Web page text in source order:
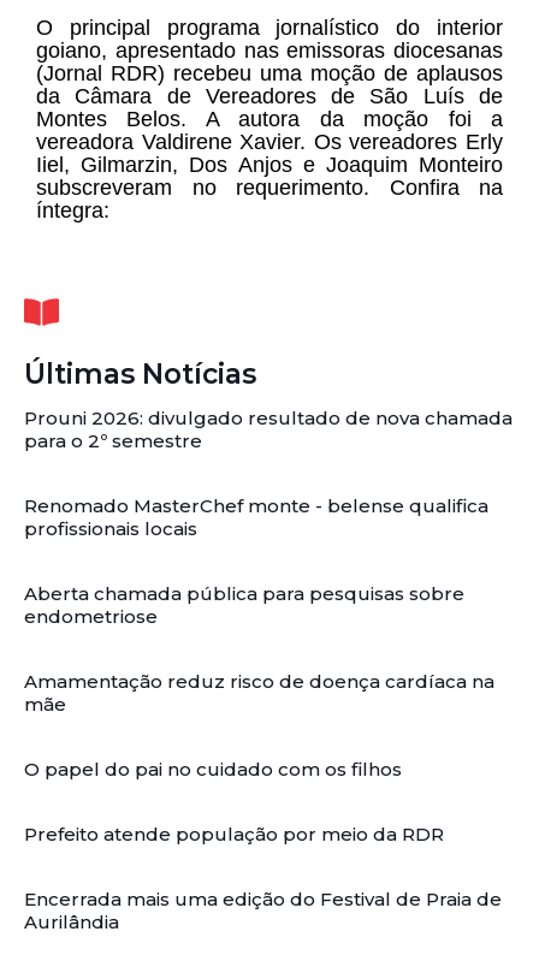
O principal programa jornalístico do interior
goiano, apresentado nas emissoras diocesanas
(Jornal RDR) recebeu uma moção de aplausos
da Câmara de Vereadores de São Luís de
Montes Belos. A autora da moção foi a
vereadora Valdirene Xavier. Os vereadores Erly
Iiel, Gilmarzin, Dos Anjos e Joaquim Monteiro
subscreveram no requerimento. Confira na
íntegra:
Últimas Notícias
Prouni 2026: divulgado resultado de nova chamada
para o 2º semestre
Renomado MasterChef monte - belense qualifica
profissionais locais
Aberta chamada pública para pesquisas sobre
endometriose
Amamentação reduz risco de doença cardíaca na
mãe
O papel do pai no cuidado com os filhos
Prefeito atende população por meio da RDR
Encerrada mais uma edição do Festival de Praia de
Aurilândia